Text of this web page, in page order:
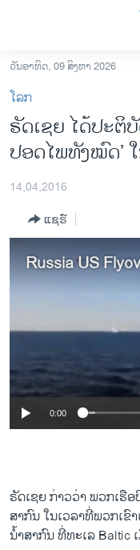
ເຂົ້າ
ຫາ
ຂ້າມ
ຂ້າມ
ຂ້າມ
ຫາ
ລາວ
ອາເມຣິກາ
ຂ່າວ​ຈີນ
ໂລກ
ເອເຊຍ
ອິດສະຫຼະພາບດ້ານການຂ່
ວິທະຍາສາດ-ເທັກໂນໂລຈີ
ທຸລະກິດ
ພາສາອັງກິດ
ສຽງ
ລາຍການກະຈາຍສຽງ
ຕິດຕາມພວກເຮົາ ທີ່
ວັນອາທິດ, 09 ສິງຫາ 2026
ໂລກ
ຣັດເຊຍ ໄດ້ປະຕິ
ປອດໄພທັງໝົດ’
14,04,2016
ແຊຣ໌
Russia US
No
0:00
ຣັດເຊຍ ກ່າວວ່າ ພວກເຮື
ສາກົນ ໃນເວລາທີ່ພວກເຂົ
ນ້ຳສາກົນ ທີ່ທະເລ Baltic